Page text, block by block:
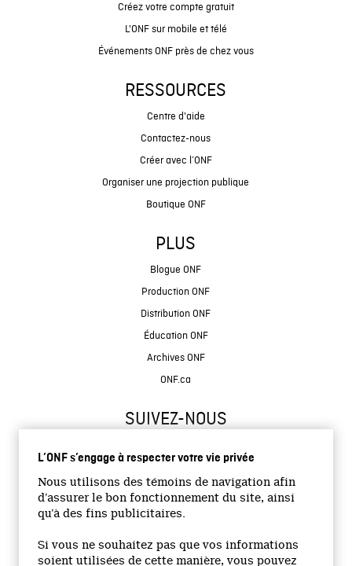
L’ONF s’engage à respecter votre vie privée
Nous utilisons des témoins de navigation afin
d’assurer le bon fonctionnement du site, ainsi
qu’à des fins publicitaires.
Si vous ne souhaitez pas que vos informations
soient utilisées de cette manière, vous pouvez
Créez votre compte gratuit
L'ONF sur mobile et télé
Événements ONF près de chez vous
RESSOURCES
Centre d'aide
Contactez-nous
Créer avec l’ONF
Organiser une projection publique
Boutique ONF
PLUS
Blogue ONF
Production ONF
Distribution ONF
Éducation ONF
Archives ONF
ONF.ca
SUIVEZ-NOUS
Site institutionnel